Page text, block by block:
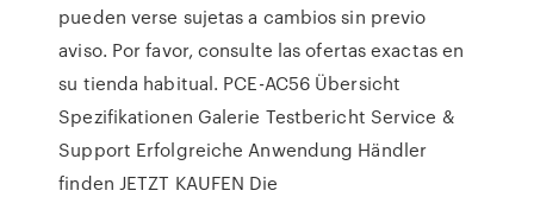
pueden verse sujetas a cambios sin previo
aviso. Por favor, consulte las ofertas exactas en
su tienda habitual. PCE-AC56 Übersicht
Spezifikationen Galerie Testbericht Service &
Support Erfolgreiche Anwendung Händler
finden JETZT KAUFEN Die